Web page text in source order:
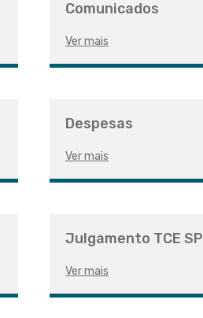
Comunicados
Ver mais
Despesas
Ver mais
Julgamento TCE SP
Ver mais